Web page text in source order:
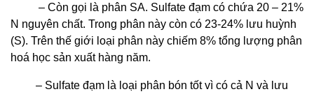
– Còn gọi là phân SA. Sulfate đạm có chứa 20 – 21%
N nguyên chất. Trong phân này còn có 23-24% lưu huỳnh
(S). Trên thế giới loại phân này chiếm 8% tổng lượng phân
hoá học sản xuất hàng năm.
– Sulfate đạm là loại phân bón tốt vì có cả N và lưu